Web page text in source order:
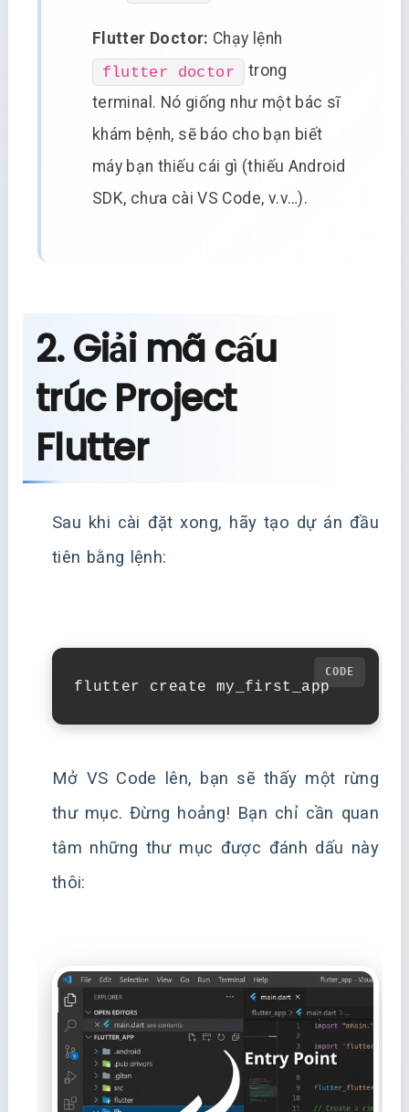
Flutter Doctor: Chạy lệnh
flutter doctor
trong
terminal. Nó giống như một bác sĩ
khám bệnh, sẽ báo cho bạn biết
máy bạn thiếu cái gì (thiếu Android
SDK, chưa cài VS Code, v.v…).
2. Giải mã cấu
trúc Project
Flutter
Sau khi cài đặt xong, hãy tạo dự án đầu
tiên bằng lệnh:
flutter create
Mở VS Code lên, bạn sẽ thấy một rừng
thư mục. Đừng hoảng! Bạn chỉ cần quan
tâm những thư mục được đánh dấu này
thôi: